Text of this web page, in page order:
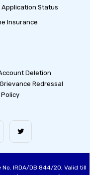
Application Status
Insurance
Deletion
Grievance Redressal
IRDA/DB 844/20, Valid till